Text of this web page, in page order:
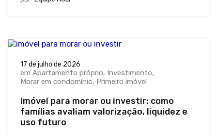
17 de julho de 2026
em Apartamento próprio Investimento
Morar em condomínio Primeiro imóvel
Imóvel para morar ou investir: como
famílias avaliam valorização, liquidez e
uso futuro